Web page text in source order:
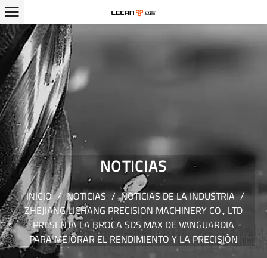
NOTICIAS
INICIO/NOTICIAS/NOTICIAS DE LA INDUSTRIA/
ZHEJIANG LICHANG PRECISION MACHINERY CO., LTD
PRESENTA LA BROCA SDS MAX DE VANGUARDIA
PARA MEJORAR EL RENDIMIENTO Y LA PRECISIÓN